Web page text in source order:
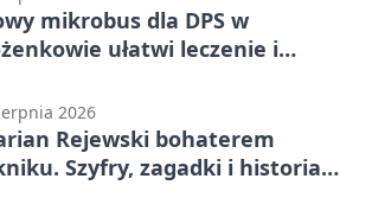
mikrobus dla DPS w
ułatwi leczenie i
2026
Rejewski bohaterem
Szyfry, zagadki i historia